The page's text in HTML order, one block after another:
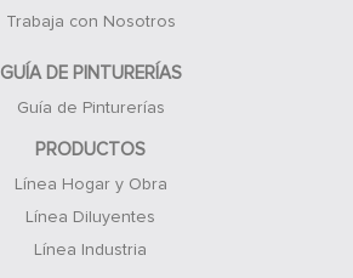
Trabaja con Nosotros
GUÍA DE PINTURERÍAS
Guía de Pinturerías
PRODUCTOS
Línea Hogar y Obra
Línea Diluyentes
Línea Industria